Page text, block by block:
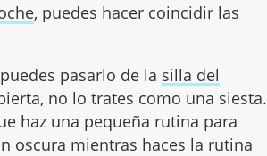
, puedes hacer coincidir las
pasarlo de la silla del
no lo trates como una siesta.
haz una pequeña rutina para
oscura mientras haces la rutina